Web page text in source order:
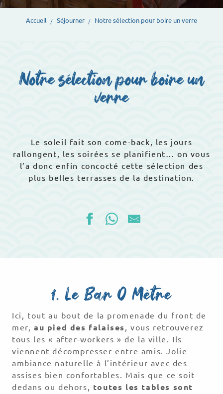
Accueil Séjourner Notre sélection pour boire un verre
Notre sélection pour boire un
verre
Le soleil fait son come-back, les jours
rallongent, les soirées se planifient… on vous
l’a donc enfin concocté cette sélection des
plus belles terrasses de la destination.
1. Le Bar O Mètre
Ici, tout au bout de la promenade du front de
mer, au pied des falaises , vous retrouverez
tous les « after-workers » de la ville. Ils
viennent décompresser entre amis. Jolie
ambiance naturelle à l’intérieur avec des
assises bien confortables. Mais que ce soit
dedans ou dehors, toutes les tables sont